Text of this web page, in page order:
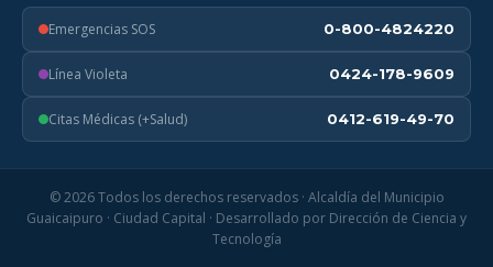
Emergencias SOS 0-800-4824220
Línea Violeta 0424-178-9609
Citas Médicas (+Salud) 0412-619-49-70
© 2026 Todos los derechos reservados · Alcaldía del Municipio
Guaicaipuro · Ciudad Capital · Desarrollado por Dirección de Ciencia y
Tecnología